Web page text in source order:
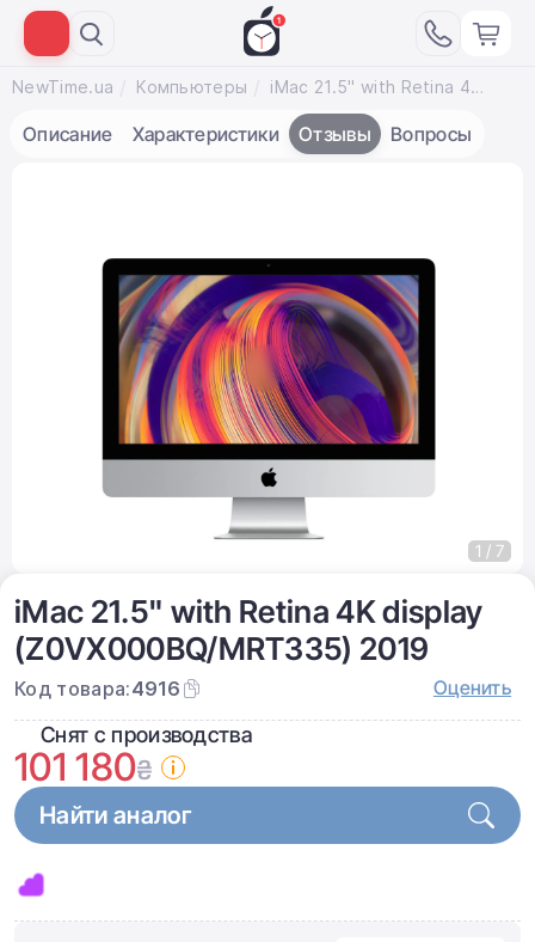
NewTime.ua Компьютеры iMac 21.5" with Retina 4K display (Z0VX000BQ/MRT335) 2019
Описание Характеристики Отзывы Вопросы
iMac 21.5" with Retina 4K display
(Z0VX000BQ/MRT335) 2019
Код товара:4916 Оценить
Снят с производства
101 180₴
Найти аналог
1 / 7